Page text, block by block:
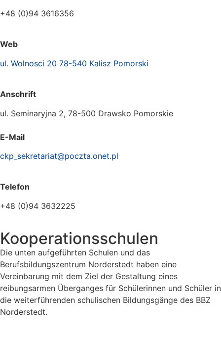
+48 (0)94 3616356
Web
ul. Wolnosci 20 78-540 Kalisz Pomorski
Anschrift
ul. Seminaryjna 2, 78-500 Drawsko Pomorskie
E-Mail
ckp_sekretariat@poczta.onet.pl
Telefon
+48 (0)94 3632225
Kooperationsschulen
Die unten aufgeführten Schulen und das
Berufsbildungszentrum Norderstedt haben eine
Vereinbarung mit dem Ziel der Gestaltung eines
reibungsarmen Überganges für Schülerinnen und Schüler in
die weiterführenden schulischen Bildungsgänge des BBZ
Norderstedt.